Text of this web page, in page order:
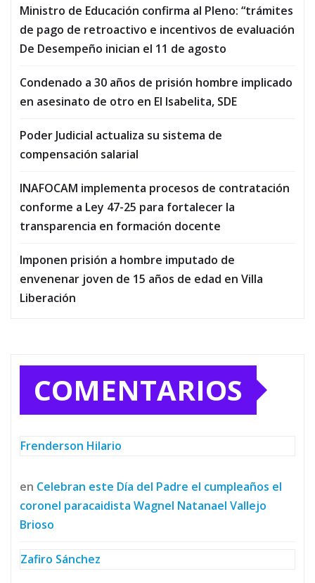
Ministro de Educación confirma al Pleno: “trámites
de pago de retroactivo e incentivos de evaluación
De Desempeño inician el 11 de agosto
Condenado a 30 años de prisión hombre implicado
en asesinato de otro en El Isabelita, SDE
Poder Judicial actualiza su sistema de
compensación salarial
INAFOCAM implementa procesos de contratación
conforme a Ley 47-25 para fortalecer la
transparencia en formación docente
Imponen prisión a hombre imputado de
envenenar joven de 15 años de edad en Villa
Liberación
COMENTARIOS
Frenderson Hilario
en Celebran este Día del Padre el cumpleaños el
coronel paracaidista Wagnel Natanael Vallejo
Brioso
Zafiro Sánchez